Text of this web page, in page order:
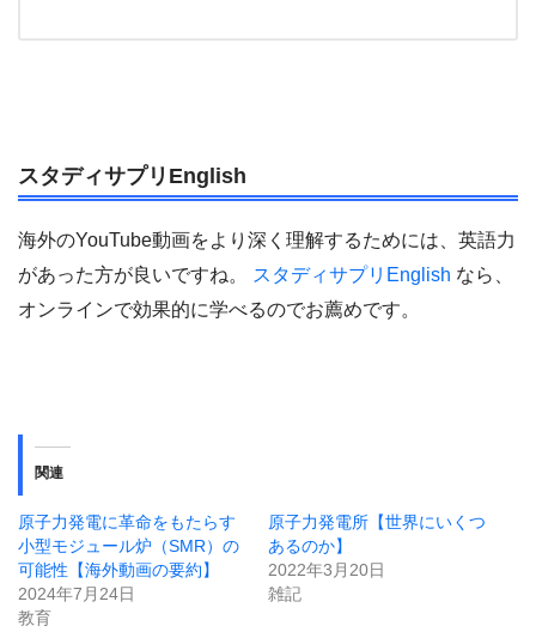
スタディサプリEnglish
海外のYouTube動画をより深く理解するためには、英語力
があった方が良いですね。
スタディサプリEnglish なら、
オンラインで効果的に学べるのでお薦めです。
関連
原子力発電に革命をもたらす
小型モジュール炉（SMR）の
可能性【海外動画の要約】
2024年7月24日
教育
原子力発電所【世界にいくつ
あるのか】
2022年3月20日
雑記